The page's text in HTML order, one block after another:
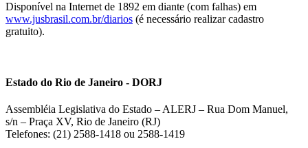
Disponível na Internet de 1892 em diante (com falhas) em
www.jusbrasil.com.br/diarios (é necessário realizar cadastro
gratuito).
Estado do Rio de Janeiro - DORJ
Assembléia Legislativa do Estado – ALERJ – Rua Dom Manuel,
s/n – Praça XV, Rio de Janeiro (RJ)
Telefones: (21) 2588-1418 ou 2588-1419